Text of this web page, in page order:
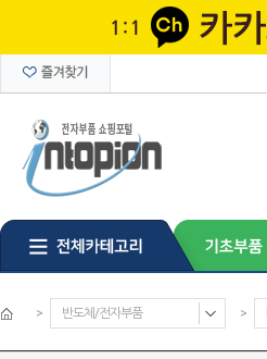
> 반도체/전자부품 >